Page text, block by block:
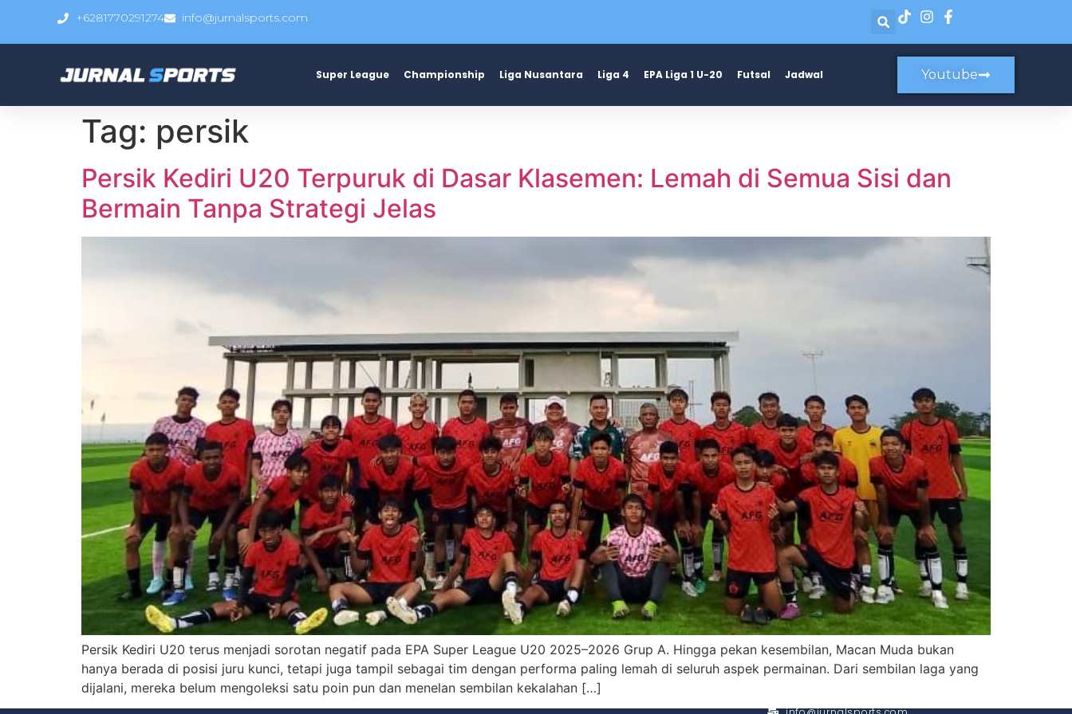
+6281770291274 info@jurnalsports.com
Super League Championship Liga Nusantara Liga 4 EPA Liga 1 U-20 Futsal Jadwal Youtube
Tag: persik
Persik Kediri U20 Terpuruk di Dasar Klasemen: Lemah di Semua Sisi dan
Bermain Tanpa Strategi Jelas
Persik Kediri U20 terus menjadi sorotan negatif pada EPA Super League U20 2025–2026 Grup A. Hingga pekan kesembilan, Macan Muda bukan
hanya berada di posisi juru kunci, tetapi juga tampil sebagai tim dengan performa paling lemah di seluruh aspek permainan. Dari sembilan laga yang
dijalani, mereka belum mengoleksi satu poin pun dan menelan sembilan kekalahan […]